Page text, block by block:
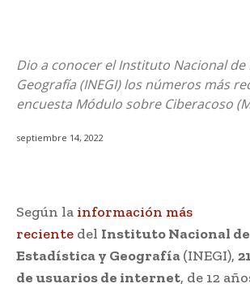
Dio a conocer el Instituto Nacional de
Geografía (INEGI) los números más
encuesta Módulo sobre Ciberacoso
septiembre 14, 2022
Según la información más
reciente del Instituto Nacional de
Estadística y Geografía(INEGI),
de usuarios de internet, de 12